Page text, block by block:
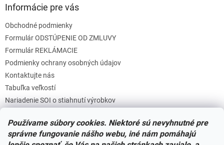
Používame súbory cookies. Niektoré sú nevyhnutné pre
správne fungovanie nášho webu, iné nám pomáhajú
Informácie pre vás
Obchodné podmienky
Formulár ODSTÚPENIE OD ZMLUVY
Formulár REKLÁMACIE
Podmienky ochrany osobných údajov
Kontaktujte nás
Tabuľka veľkostí
Nariadenie SOI o stiahnutí výrobkov
Zásady súborov COOKIES